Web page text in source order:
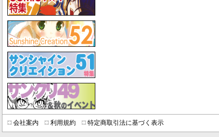
会社案内 利用規約 特定商取引法に基づく表示